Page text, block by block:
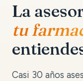
La
tu
Casi 30 años